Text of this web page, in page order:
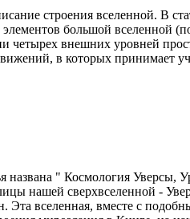
строения вселенной. В
большой вселенной
внешних уровней
в которых принимает
названа " Космология
нашей сверхвселенной -
вселенная, вместе с